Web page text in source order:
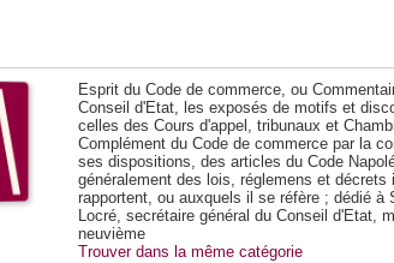
Esprit du Code de commerce, ou
Conseil d'Etat, les exposés de motifs et
celles des Cours d'appel, tribunaux et
Complément du Code de commerce par la
ses dispositions, des articles du Code
généralement des lois, réglemens et décrets
rapportent, ou auxquels il se réfère ; dédié à
Locré, secrétaire général du Conseil d'Etat,
neuvième
Trouver dans la même catégorie